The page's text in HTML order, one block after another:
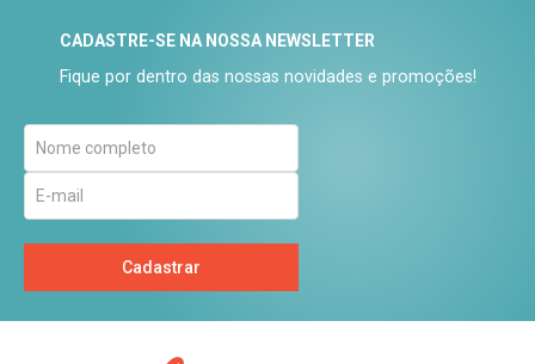
CADASTRE-SE NA NOSSA NEWSLETTER
Fique por dentro das nossas novidades e promoções!
Cadastrar